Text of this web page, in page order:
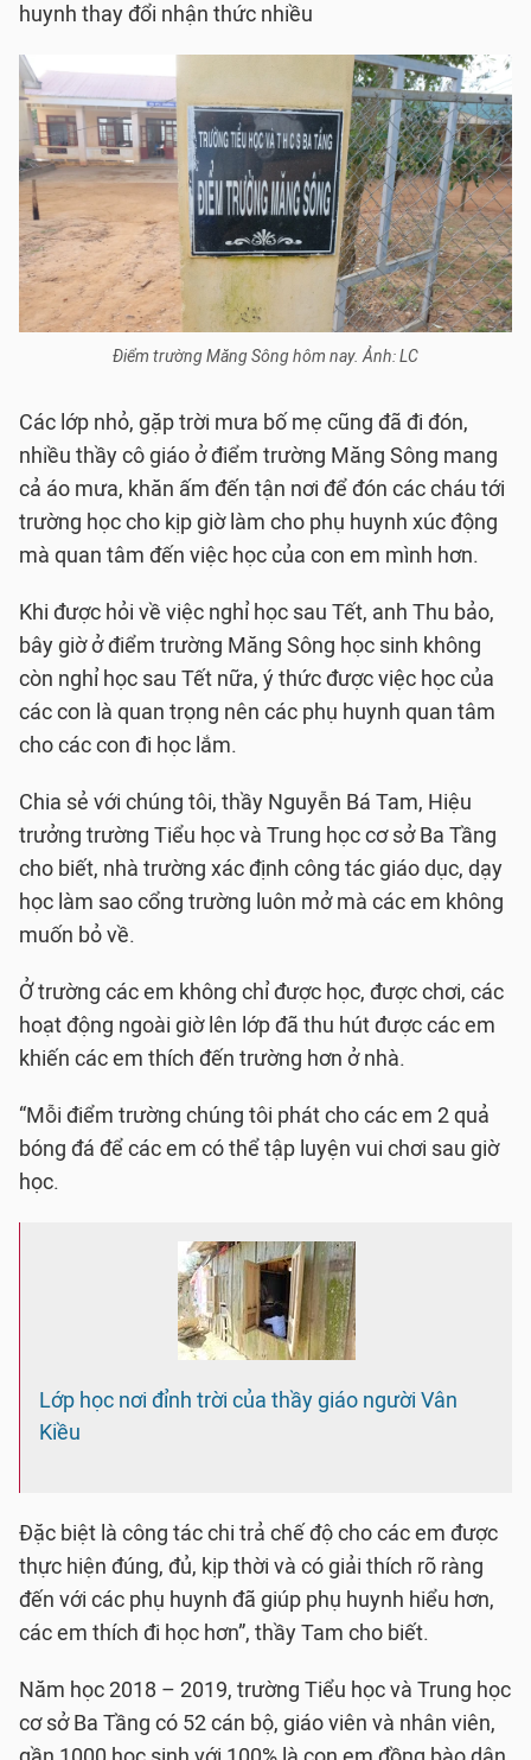
huynh thay đổi nhận thức nhiều
Điểm trường Măng Sông hôm nay. Ảnh: LC
Các lớp nhỏ, gặp trời mưa bố mẹ cũng đã đi đón,
nhiều thầy cô giáo ở điểm trường Măng Sông mang
cả áo mưa, khăn ấm đến tận nơi để đón các cháu tới
trường học cho kịp giờ làm cho phụ huynh xúc động
mà quan tâm đến việc học của con em mình hơn.
Khi được hỏi về việc nghỉ học sau Tết, anh Thu bảo,
bây giờ ở điểm trường Măng Sông học sinh không
còn nghỉ học sau Tết nữa, ý thức được việc học của
các con là quan trọng nên các phụ huynh quan tâm
cho các con đi học lắm.
Chia sẻ với chúng tôi, thầy Nguyễn Bá Tam, Hiệu
trưởng trường Tiểu học và Trung học cơ sở Ba Tầng
cho biết, nhà trường xác định công tác giáo dục, dạy
học làm sao cổng trường luôn mở mà các em không
muốn bỏ về.
Ở trường các em không chỉ được học, được chơi, các
hoạt động ngoài giờ lên lớp đã thu hút được các em
khiến các em thích đến trường hơn ở nhà.
“Mỗi điểm trường chúng tôi phát cho các em 2 quả
bóng đá để các em có thể tập luyện vui chơi sau giờ
học.
Lớp học nơi đỉnh trời của thầy giáo người Vân
Kiều
Đặc biệt là công tác chi trả chế độ cho các em được
thực hiện đúng, đủ, kịp thời và có giải thích rõ ràng
đến với các phụ huynh đã giúp phụ huynh hiểu hơn,
các em thích đi học hơn”, thầy Tam cho biết.
Năm học 2018 – 2019, trường Tiểu học và Trung học
cơ sở Ba Tầng có 52 cán bộ, giáo viên và nhân viên,